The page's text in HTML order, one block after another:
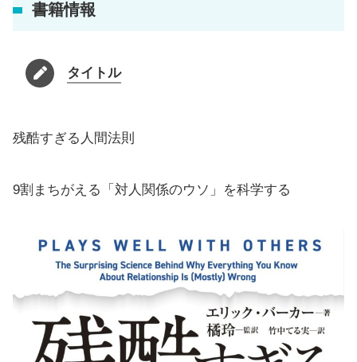
書籍情報
タイトル
残酷すぎる人間法則
9割まちがえる「対人関係のウソ」を科学する